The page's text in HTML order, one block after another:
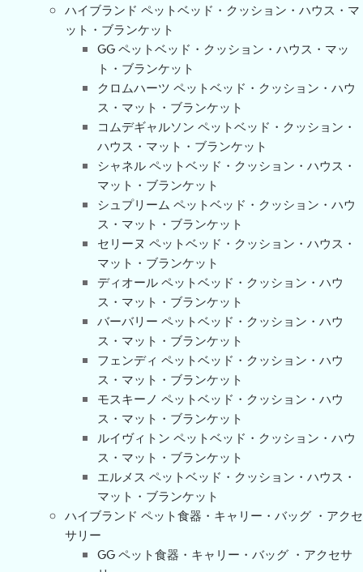
ハイブランド ペットベッド・クッション・ハウス・マ
ット・ブランケット
GG ペットベッド・クッション・ハウス・マッ
ト・ブランケット
クロムハーツ ペットベッド・クッション・ハウ
ス・マット・ブランケット
コムデギャルソン ペットベッド・クッション・
ハウス・マット・ブランケット
シャネル ペットベッド・クッション・ハウス・
マット・ブランケット
シュプリーム ペットベッド・クッション・ハウ
ス・マット・ブランケット
セリーヌ ペットベッド・クッション・ハウス・
マット・ブランケット
ディオール ペットベッド・クッション・ハウ
ス・マット・ブランケット
バーバリー ペットベッド・クッション・ハウ
ス・マット・ブランケット
フェンディ ペットベッド・クッション・ハウ
ス・マット・ブランケット
モスキーノ ペットベッド・クッション・ハウ
ス・マット・ブランケット
ルイヴィトン ペットベッド・クッション・ハウ
ス・マット・ブランケット
エルメス ペットベッド・クッション・ハウス・
マット・ブランケット
ハイブランド ペット食器・キャリー・バッグ ・アクセ
サリー
GG ペット食器・キャリー・バッグ ・アクセサ